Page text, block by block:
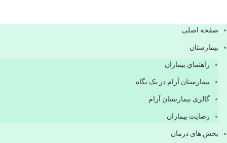
صفحه اصلی
بيمارستان
راهنماي بیماران
بیمارستان آرام در یک نگاه
گالری بیمارستان آرام
رضایت بیماران
بخش های درمان